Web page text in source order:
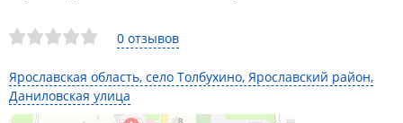
0 отзывов
Ярославская область, село Толбухино, Ярославский район,
Даниловская улица